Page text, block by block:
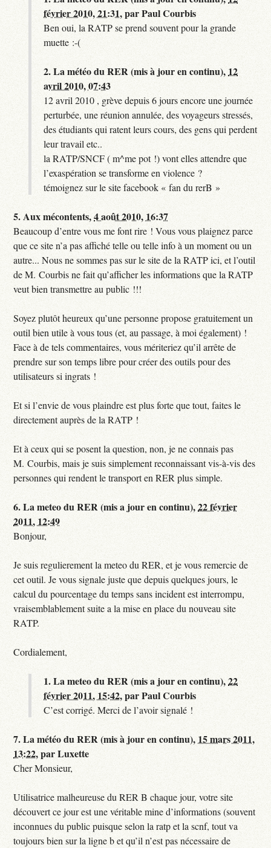
février 2010, 21:31,parPaul Courbis
Ben oui, la RATP se prend souvent pour la grande
muette :-(
2.La météo du RER (mis à jour en continu), 12
avril 2010, 07:43
12 avril 2010 , grève depuis 6 jours encore une journée
perturbée, une réunion annulée, des voyageurs stressés,
des étudiants qui ratent leurs cours, des gens qui perdent
leur travail etc..
la RATP/SNCF ( m^me pot !) vont elles attendre que
l’exaspération se transforme en violence ?
témoignez sur le site facebook « fan du rerB »
5.Aux mécontents,4 août 2010, 16:37
Beaucoup d’entre vous me font rire ! Vous vous plaignez parce
que ce site n’a pas affiché telle ou telle info à un moment ou un
autre... Nous ne sommes pas sur le site de la RATP ici, et l’outil
de M. Courbis ne fait qu’afficher les informations que la RATP
veut bien transmettre au public !!!
Soyez plutôt heureux qu’une personne propose gratuitement un
outil bien utile à vous tous (et, au passage, à moi également) !
Face à de tels commentaires, vous mériteriez qu’il arrête de
prendre sur son temps libre pour créer des outils pour des
utilisateurs si ingrats !
Et si l’envie de vous plaindre est plus forte que tout, faites le
directement auprès de la RATP !
Et à ceux qui se posent la question, non, je ne connais pas
M. Courbis, mais je suis simplement reconnaissant vis-à-vis des
personnes qui rendent le transport en RER plus simple.
6.La meteo du RER (mis a jour en continu),22 février
2011, 12:49
Bonjour,
Je suis regulierement la meteo du RER, et je vous remercie de
cet outil. Je vous signale juste que depuis quelques jours, le
calcul du pourcentage du temps sans incident est interrompu,
vraisemblablement suite a la mise en place du nouveau site
RATP.
Cordialement,
1.La meteo du RER (mis a jour en continu),22
février 2011, 15:42,parPaul Courbis
C’est corrigé. Merci de l’avoir signalé !
7.La météo du RER (mis à jour en continu), 15 mars 2011,
13:22,parLuxette
Cher Monsieur,
Utilisatrice malheureuse du RER B chaque jour, votre site
découvert ce jour est une véritable mine d’informations (souvent
inconnues du public puisque selon la ratp et la scnf, tout va
toujours bien sur la ligne b et qu’il n’est pas nécessaire de